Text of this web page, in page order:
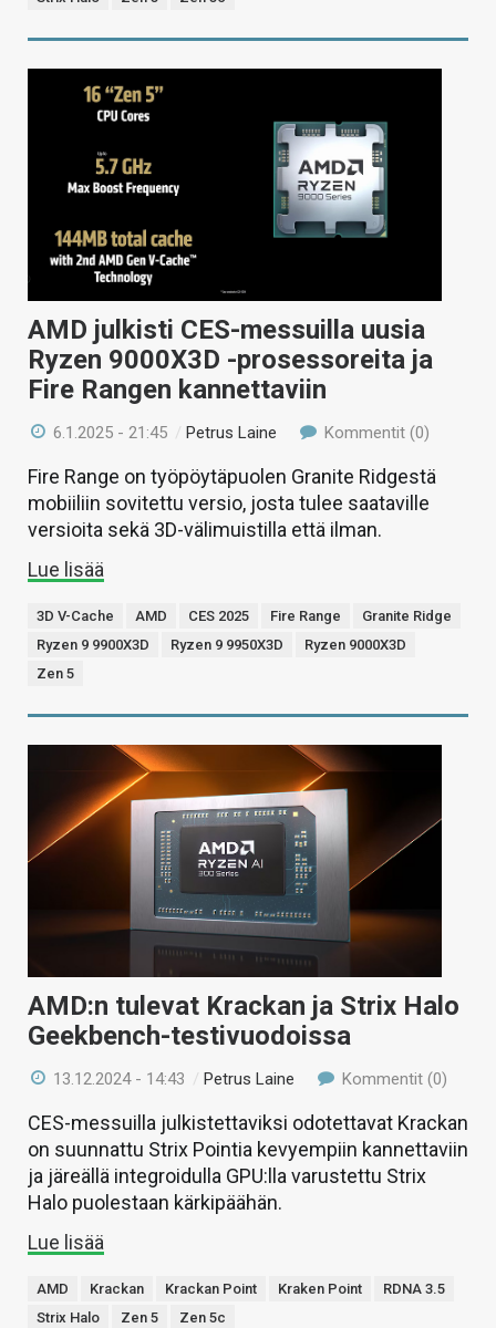
AMD julkisti CES-messuilla uusia
Ryzen 9000X3D -prosessoreita ja
Fire Rangen kannettaviin
6.1.2025 - 21:45 /Petrus Laine Kommentit (0)
Fire Range on työpöytäpuolen Granite Ridgestä
mobiiliin sovitettu versio, josta tulee saataville
versioita sekä 3D-välimuistilla että ilman.
Lue lisää
3D V-Cache AMD CES 2025 Fire Range
Granite Ridge
Ryzen 9 9900X3D
Ryzen 9 9950X3D
Ryzen 9000X3D
Zen 5
AMD:n tulevat Krackan ja Strix Halo
Geekbench-testivuodoissa
13.12.2024 - 14:43 /Petrus Laine Kommentit (0)
CES-messuilla julkistettaviksi odotettavat Krackan
on suunnattu Strix Pointia kevyempiin kannettaviin
ja järeällä integroidulla GPU:lla varustettu Strix
Halo puolestaan kärkipäähän.
Lue lisää
AMD Krackan Krackan Point Kraken Point
RDNA 3.5
Strix Halo
Zen 5 Zen 5c